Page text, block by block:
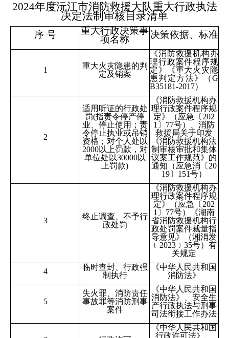
2024年度沅江市消防救援大队重大行政执法
决定法制审核目录清单
序 号
重大行政决策事
项名称
决策依据、标准
1
重大火灾隐患的判
定及销案
《消防救援机构办
理行政案件程序规
定》《重大火灾隐
患判定方法》
（G
B35181-2017）
2
适用听证的行政处
罚(指责令停产停
业、停止使用 ； 责
令停止执业或吊销
资格 ； 对个人处以
2000以上罚款，对
单位处以30000以
上罚款)
《消防救援机构办
理行政案件程序规
定》
（应急 〔 202
1 〕 77号）
、消防
救援局关于印发
《消防救援机构法
制审核审批和集体
议案工作规范》的
通知 （应急消 〔 20
19〕 151号）
3
终止调查、不予行
政处罚
《消防救援机构办
理行政案件程序规
定》
（应急 〔 202
1 〕 77号）
《湖南
省消防救援机构行
政处罚案件裁量指
导意见》
（湘消发
﹝ 2023﹞35号） 有
关规定
4
临时查封、行政强
制执行
《中华人民共和国
消防法》
5
失火罪、消防责任
事故罪等消防刑事
案件
《中华人民共和国
消防法》、安全生
产行政执法与刑事
司法衔接工作办法
《中华人民共和国
行政许可法》